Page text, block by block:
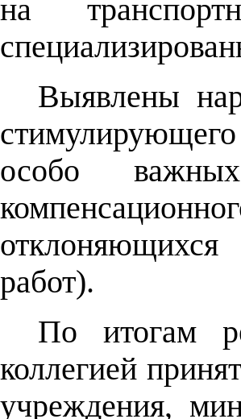
на
Выявлены
особо
работ).
По итогам
коллегией
учреждения,